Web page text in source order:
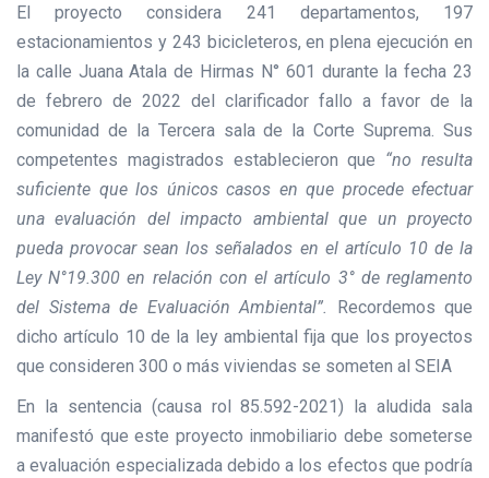
El proyecto considera 241 departamentos, 197
estacionamientos y 243 bicicleteros, en plena ejecución en
la calle Juana Atala de Hirmas N° 601 durante la fecha 23
de febrero de 2022 del clarificador fallo a favor de la
comunidad de la Tercera sala de la Corte Suprema. Sus
competentes magistrados establecieron que “no resulta
suficiente que los únicos casos en que procede efectuar
una evaluación del impacto ambiental que un proyecto
pueda provocar sean los señalados en el artículo 10 de la
Ley N°19.300 en relación con el artículo 3° de reglamento
del Sistema de Evaluación Ambiental”. Recordemos que
dicho artículo 10 de la ley ambiental fija que los proyectos
que consideren 300 o más viviendas se someten al SEIA
En la sentencia (causa rol 85.592-2021) la aludida sala
manifestó que este proyecto inmobiliario debe someterse
a evaluación especializada debido a los efectos que podría